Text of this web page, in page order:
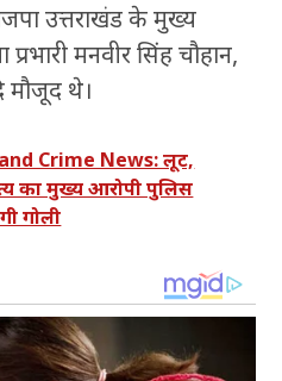
उत्तराखंड के मुख्य
मनवीर सिंह चौहान,
मौजूद थे।
Crime News: लूट,
का मुख्य आरोपी पुलिस
गोली